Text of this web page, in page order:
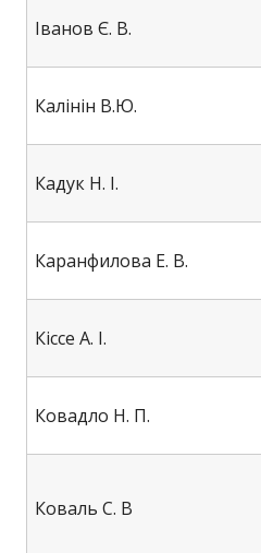
Іванов Є. В.
Калінін В.Ю.
Кадук Н. І.
Каранфилова Е. В.
Кіссе А. І.
Ковадло Н. П.
Коваль С. В